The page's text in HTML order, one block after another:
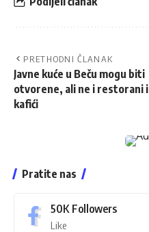
PRETHODNI ČLANAK
Javne kuće u Beču mogu biti
otvorene, ali ne i restorani i
kafići
Pratite nas
50K Followers
Like